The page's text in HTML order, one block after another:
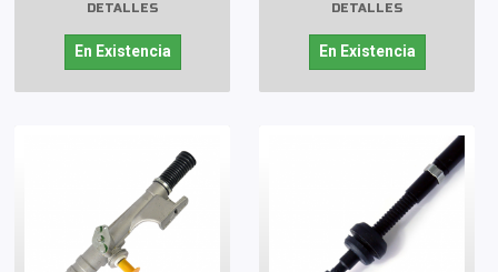
DETALLES
En Existencia
DETALLES
En Existencia